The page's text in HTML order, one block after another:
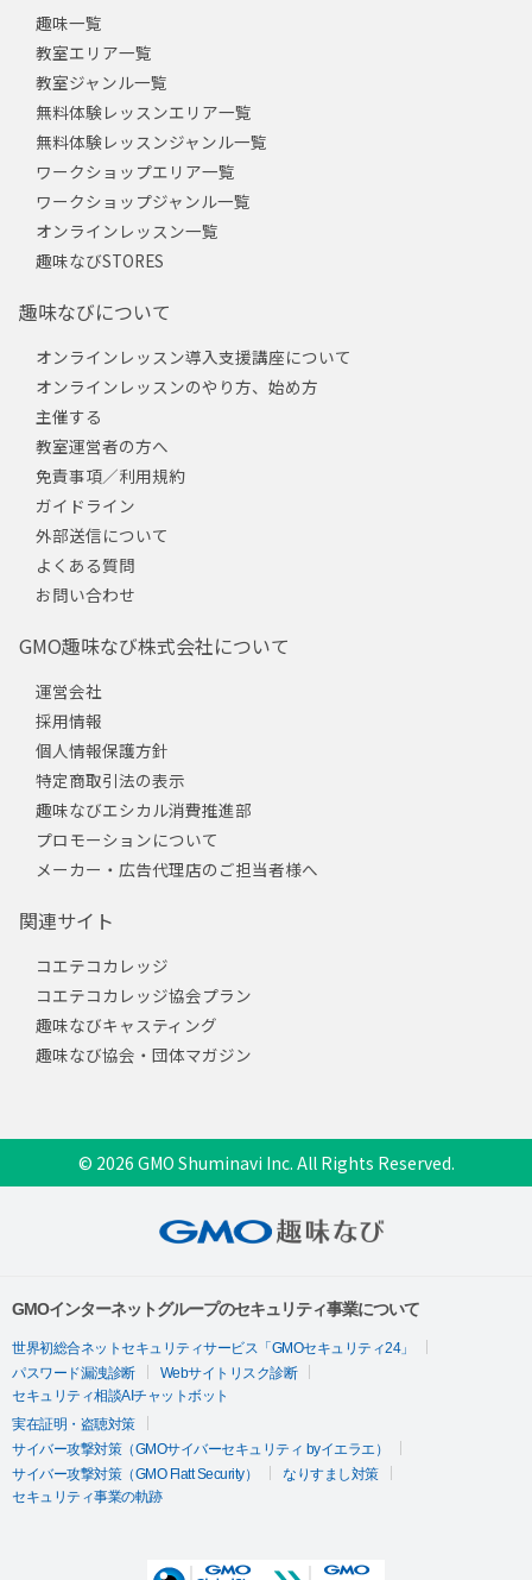
趣味一覧
教室エリア一覧
教室ジャンル一覧
無料体験レッスンエリア一覧
無料体験レッスンジャンル一覧
ワークショップエリア一覧
ワークショップジャンル一覧
オンラインレッスン一覧
趣味なびSTORES
趣味なびについて
オンラインレッスン導入支援講座について
オンラインレッスンのやり方、始め方
主催する
教室運営者の方へ
免責事項／利用規約
ガイドライン
外部送信について
よくある質問
お問い合わせ
GMO趣味なび株式会社について
運営会社
採用情報
個人情報保護方針
特定商取引法の表示
趣味なびエシカル消費推進部
プロモーションについて
メーカー・広告代理店のご担当者様へ
関連サイト
コエテコカレッジ
コエテコカレッジ協会プラン
趣味なびキャスティング
趣味なび協会・団体マガジン
© 2026 GMO Shuminavi Inc. All Rights Reserved.